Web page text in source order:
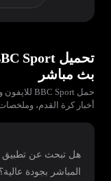
بث مباشر
أخبار كرة القدم،
هل تبحث عن تطبيق
المباشر بجودة عالية؟